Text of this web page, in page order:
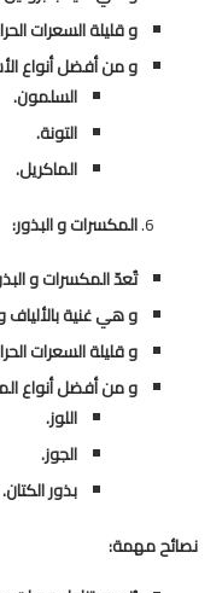
و قليلة السعرات
و من أفضل أنواع
السلمون.
التونة.
الماكريل.
المكسرات و البذور:
تُعدّ المكسرات و
و هي غنية بالألياف و
و قليلة السعرات
و من أفضل أنواع
اللوز.
الجوز.
بذور الكتان.
نصائح مهمة: